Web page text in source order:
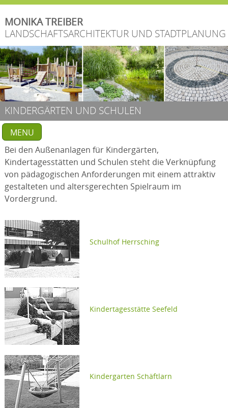
MONIKA TREIBER
LANDSCHAFTSARCHITEKTUR UND STADTPLANUNG
KINDERGÄRTEN UND SCHULEN
MENU
Bei den Außenanlagen für Kindergärten,
Kindertagesstätten und Schulen steht die Verknüpfung
von pädagogischen Anforderungen mit einem attraktiv
gestalteten und altersgerechten Spielraum im
Vordergrund.
Schulhof Herrsching
Kindertagesstätte Seefeld
Kindergarten Schäftlarn